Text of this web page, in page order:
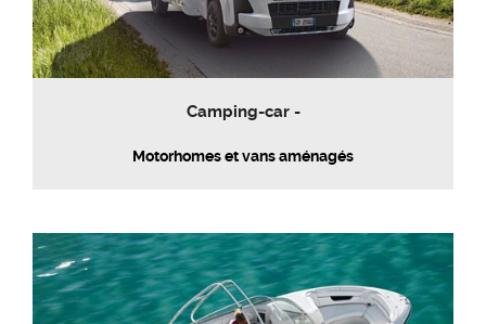
Camping-car -
Motorhomes et vans aménagés